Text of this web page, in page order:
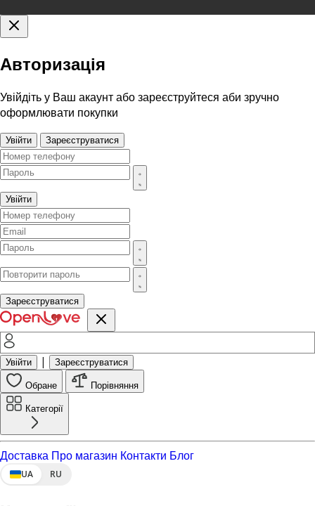
Авторизація
Увійдіть у Ваш акаунт або зареєструйтеся аби зручно
оформлювати покупки
Увійти Зареєструватися
Увійти
Зареєструватися
Увійти | Зареєструватися
Обране Порівняння
Категорії
Доставка Про магазин Контакти Блог
UA RU